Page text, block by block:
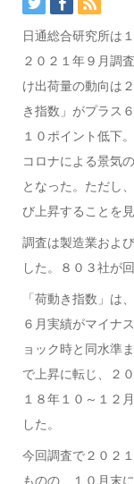
日通総合研究所は
２０２１年９月調
け出荷量の動向は
き指数」がプラス
１０ポイント低下
コロナによる景気
となった。ただし
び上昇することを
調査は製造業およ
した。８０３社が
「荷動き指数」は
６月実績がマイナ
ョック時と同水準
で上昇に転じ、２
１８年１０～１２
した。
今回調査で２０２
ものの、１０月末